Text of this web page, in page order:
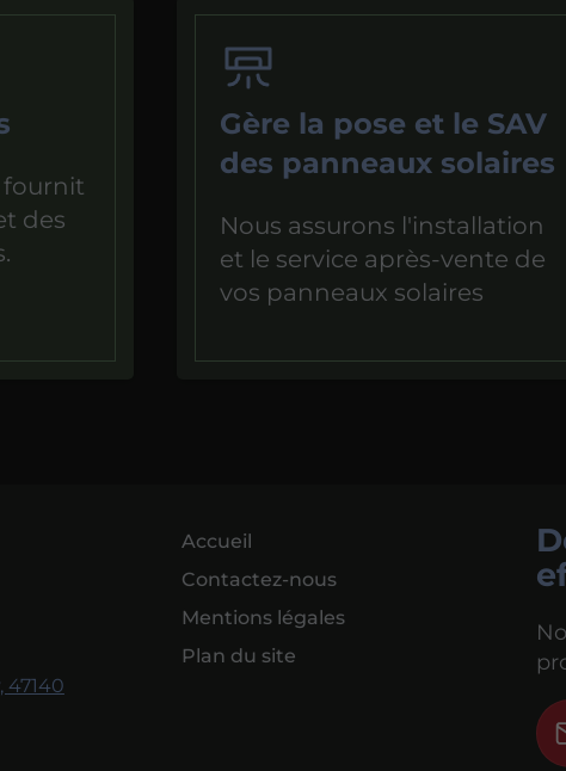
fournit
des
Gère la pose et le SAV
des panneaux solaires
Nous assurons l'installation
et le service après-vente de
vos panneaux solaires
47140
Accueil
Contactez-nous
Mentions légales
Plan du site